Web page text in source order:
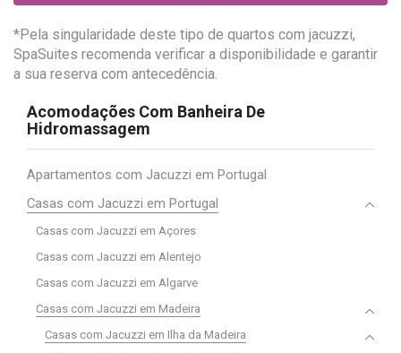
*Pela singularidade deste tipo de quartos com jacuzzi,
SpaSuites recomenda verificar a disponibilidade e garantir
a sua reserva com antecedência.
Acomodações Com Banheira De
Hidromassagem
Apartamentos com Jacuzzi em Portugal
Casas com Jacuzzi em Portugal
Casas com Jacuzzi em Açores
Casas com Jacuzzi em Alentejo
Casas com Jacuzzi em Algarve
Casas com Jacuzzi em Madeira
Casas com Jacuzzi em Ilha da Madeira